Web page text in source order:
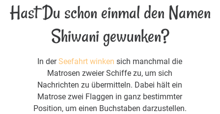
Hast Du schon einmal den Namen
Shiwani gewunken?
In derSeefahrt winken sich manchmal die
Matrosen zweier Schiffe zu, um sich
Nachrichten zu übermitteln. Dabei hält ein
Matrose zwei Flaggen in ganz bestimmter
Position, um einen Buchstaben darzustellen.